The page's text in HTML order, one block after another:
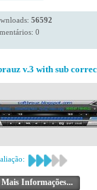
56592
0
v.3 with sub
Mais Informações...